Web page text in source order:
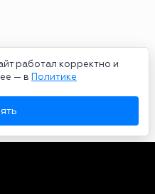
работал корректно и
— в Политике